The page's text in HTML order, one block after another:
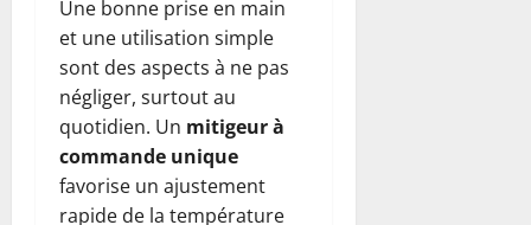
Une bonne prise en main
et une utilisation simple
sont des aspects à ne pas
négliger, surtout au
quotidien. Un mitigeur à
commande unique
favorise un ajustement
rapide de la température